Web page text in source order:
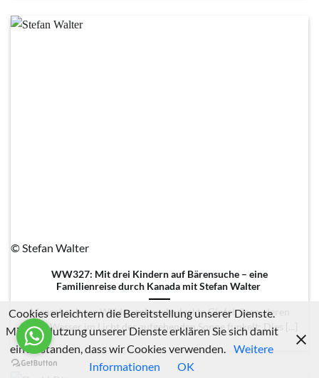
© Stefan Walter
WW327: Mit drei Kindern auf Bärensuche – eine
Familienreise durch Kanada mit Stefan Walter
Menschenleere Wälder, schneebedeckte Gipfel, Seen, deren
klares Wasser im Licht der aufgehenden Sonne funkelt: Dies [...]
Cookies erleichtern die Bereitstellung unserer Dienste.
Mit der Nutzung unserer Dienste erklären Sie sich damit
einverstanden, dass wir Cookies verwenden. Weitere
Informationen
OK